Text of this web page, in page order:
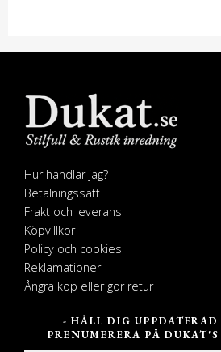
Hur handlar jag?
Betalningssätt
Frakt och leverans
Köpvillkor
Policy och cookies
Reklamationer
Ångra köp eller gör retur
- HÅLL DIG
PRENUMERERA PÅ